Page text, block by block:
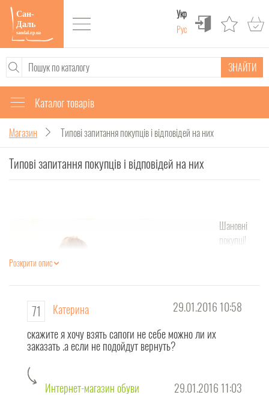
Укр
Рус
ЗНАЙТИ
Каталог товарів
Магазин Типові запитання покупців і відповідей на них
Типові запитання покупців і відповідей на них
Шановні
покупці!
Сандаль
ВІДКРИТОГО спілкування з вами!
Розкрити опис
71 Катерина
29.01.2016 10:58
скажите я хочу взять сапоги не себе можно ли их
заказать .а если не подойдут вернуть?
Интернет-магазин обуви
29.01.2016 11:03